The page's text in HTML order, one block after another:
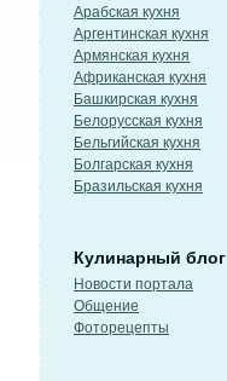
Арабская кухня
Аргентинская кухня
Армянская кухня
Африканская кухня
Башкирская кухня
Белорусская кухня
Бельгийская кухня
Болгарская кухня
Бразильская кухня
Кулинарный блог
Новости портала
Общение
Фоторецепты